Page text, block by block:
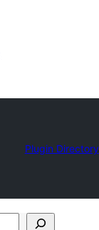
Plugin Directory